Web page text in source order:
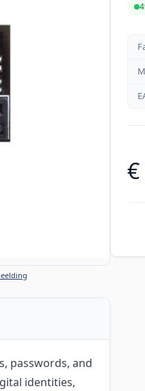
€
passwords, and
identities,